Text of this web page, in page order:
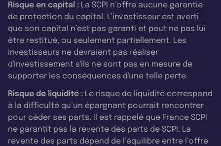
Risque en capital : La SCPI n’offre aucune garantie
de protection du capital. L’investisseur est averti
que son capital n’est pas garanti et peut ne pas lui
être restitué, ou seulement partiellement. Les
investisseurs ne devraient pas réaliser
d'investissement s'ils ne sont pas en mesure de
supporter les conséquences d'une telle perte.
Risque de liquidité : Le risque de liquidité correspond
à la difficulté qu’un épargnant pourrait rencontrer
pour céder ses parts. Il est rappelé que France SCPI
ne garantit pas la revente des parts de SCPI. La
revente des parts dépend de l’équilibre entre l’offre